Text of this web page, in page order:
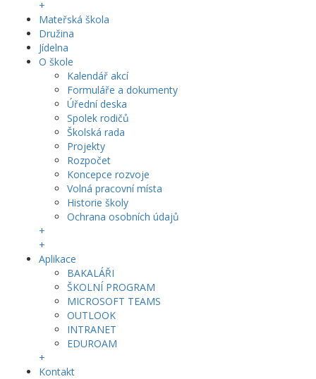
+
Mateřská škola
Družina
Jídelna
O škole
Kalendář akcí
Formuláře a dokumenty
Úřední deska
Spolek rodičů
Školská rada
Projekty
Rozpočet
Koncepce rozvoje
Volná pracovní místa
Historie školy
Ochrana osobních údajů
+
+
Aplikace
BAKALÁŘI
ŠKOLNÍ PROGRAM
MICROSOFT TEAMS
OUTLOOK
INTRANET
EDUROAM
+
Kontakt